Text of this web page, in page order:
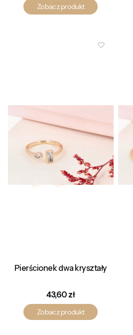
Zobacz produkt
Pierścionek dwa kryształy
Cena
43,60 zł
Zobacz produkt